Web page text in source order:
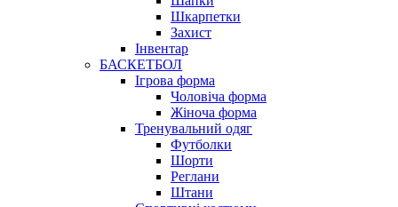
Шкарпетки
Захист
Інвентар
БАСКЕТБОЛ
Ігрова форма
Чоловіча форма
Жіноча форма
Тренувальний одяг
Футболки
Шорти
Реглани
Штани